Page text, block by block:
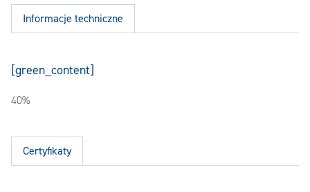
Informacje techniczne
[green_content]
40%
Certyfikaty